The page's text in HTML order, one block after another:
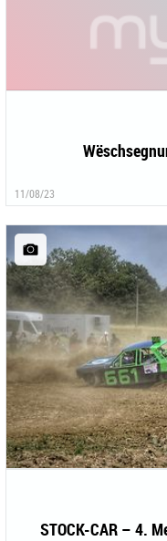
11/08/23
STOCK-CAR – 4.